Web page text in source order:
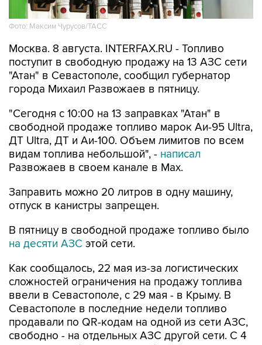
Фото: Максим Чурусов/ТАСС
Москва. 8 августа. INTERFAX.RU - Топливо
поступит в свободную продажу на 13 АЗС сети
"Атан" в Севастополе, сообщил губернатор
города Михаил Развожаев в пятницу.
"Сегодня с 10:00 на 13 заправках "Атан" в
свободной продаже топливо марок Аи-95 Ultra,
ДТ Ultra, ДТ и Аи-100. Объем лимитов по всем
видам топлива небольшой", - написал
Развожаев в своем канале в Max.
Заправить можно 20 литров в одну машину,
отпуск в канистры запрещен.
В пятницу в свободной продаже топливо было
на десяти АЗС этой сети.
Как сообщалось, 22 мая из-за логистических
сложностей ограничения на продажу топлива
ввели в Севастополе, с 29 мая - в Крыму. В
Севастополе в последние недели топливо
продавали по QR-кодам на одной из сети АЗС,
свободно - на отдельных АЗС другой сети. С 4